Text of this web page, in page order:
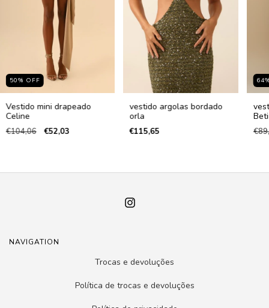
50% OFF
Vestido mini drapeado
Celine
€104,06 €52,03
vestido argolas bordado
orla
€115,65
64
NAVIGATION
Trocas e devoluções
Política de trocas e devoluções